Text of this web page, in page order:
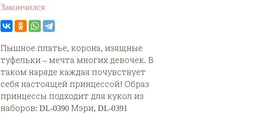
Закончился
Пышное платье, корона, изящные
туфельки – мечта многих девочек. В
таком наряде каждая почувствует
себя настоящей принцессой! Образ
принцессы подходит для кукол из
наборов: DL-0390 Мэри, DL-0391